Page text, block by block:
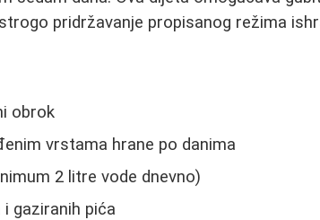
pridržavanje propisanog režima
obrok
vrstama hrane po danima
2 litre vode dnevno)
gaziranih pića